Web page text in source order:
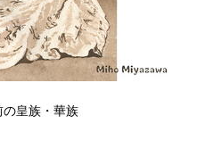
の皇族・華族